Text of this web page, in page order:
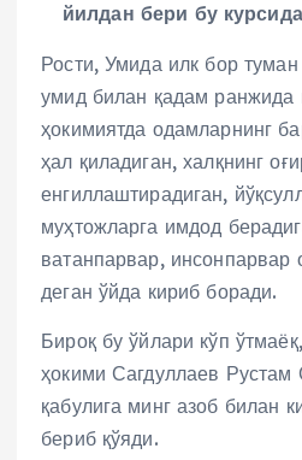
йилдан бери бу
Рости, Умида илк бор туман
умид билан қадам ранжида
ҳокимиятда одамларнинг
ҳал қиладиган, халқнинг
енгиллаштирадиган,
муҳтожларга имдод
ватанпарвар,
деган ўйда кириб боради.
Бироқ бу ўйлари кўп
ҳокими Сагдуллаев Рустам
қабулига минг азоб билан
бериб қўяди.